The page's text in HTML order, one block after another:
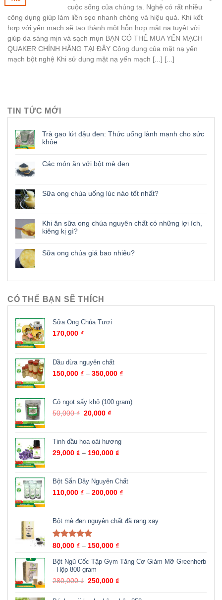
cuộc sống của chúng ta. Nghệ có rất nhiều
công dụng giúp làm liền sẹo nhanh chóng và hiệu quả. Khi kết
hợp với yến mạch sẽ tạo thành một hỗn hợp mặt nạ tuyệt vời
giúp da sáng mịn và sạch mụn BẠN CÓ THỂ MUA YẾN MẠCH
QUAKER CHÍNH HÃNG TẠI ĐÂY Công dụng của mặt nạ yến
mạch bột nghệ Khi sử dụng mặt nạ yến mạch [...] [...]
TIN TỨC MỚI
Trà gạo lứt đậu đen: Thức uống lành mạnh cho sức
khỏe
Các món ăn với bột mè đen
Sữa ong chúa uống lúc nào tốt nhất?
Khi ăn sữa ong chúa nguyên chất có những lợi ích,
kiêng kị gì?
Sữa ong chúa giá bao nhiêu?
CÓ THỂ BẠN SẼ THÍCH
Sữa Ong Chúa Tươi
170,000 ₫
Dầu dừa nguyên chất
150,000 ₫ – 350,000 ₫
Cỏ ngọt sấy khô (100 gram)
50,000₫ 20,000₫
Tinh dầu hoa oải hương
29,000 ₫ – 190,000 ₫
Bột Sắn Dây Nguyên Chất
110,000 ₫ – 200,000 ₫
Bột mè đen nguyên chất đã rang xay
Được xếp
sao
80,000 ₫ – 150,000 ₫
Bột Ngũ Cốc Tập Gym Tăng Cơ Giảm Mỡ Greenherb
- Hộp 800 gram
280,000₫ 250,000₫